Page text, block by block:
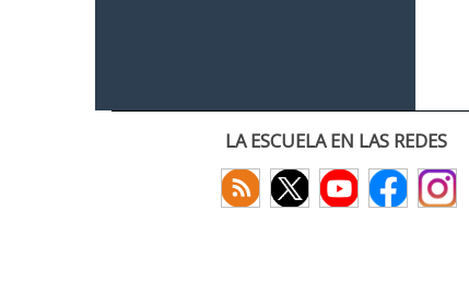
LA ESCUELA EN LAS REDES